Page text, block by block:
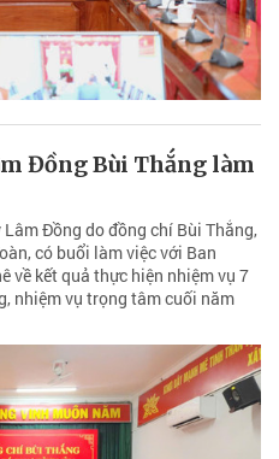
Đồng Bùi Thắng làm
Đồng do đồng chí Bùi Thắng,
có buổi làm việc với Ban
về kết quả thực hiện nhiệm vụ 7
nhiệm vụ trọng tâm cuối năm